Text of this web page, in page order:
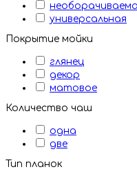
универсальная
Покрытие мойки
глянец
декор
матовое
Количество чаш
одна
две
Тип планок